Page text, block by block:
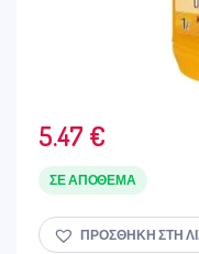
5.47 €
ΣΕ ΑΠΌΘΕΜΑ
ΠΡΟΣΘΉΚΗ ΣΤΗ